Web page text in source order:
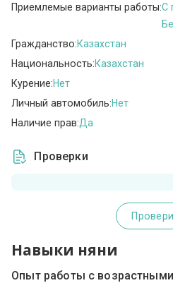
Приемлемые варианты работы:C
Гражданство:Казахстан
Национальность:Казахстан
Курение:Нет
Личный автомобиль:Нет
Наличие прав:Да
Проверки
Навыки няни
Опыт работы с